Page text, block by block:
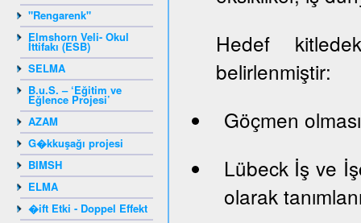
"Rengarenk"
Elmshorn Veli- Okul
İttifakı (ESB)
SELMA
B.u.S. – ‘Eğitim ve
Eğlence Projesi’
AZAM
G�kkuşağı projesi
BIMSH
ELMA
�ift Etki - Doppel Effekt
Hedef
belirlenmiştir:
Göçmen
Lübeck İş ve
olarak